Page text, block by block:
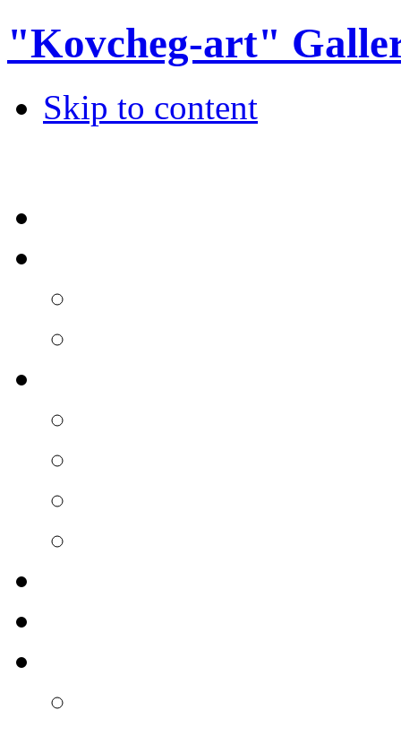
"Kovcheg-art"
Skip to content